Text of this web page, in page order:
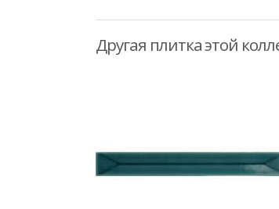
Другая плитка этой